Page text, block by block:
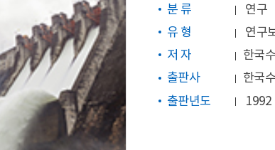
분 류
연구
유 형
연구
저 자
한국
출판사
한국
출판년도
1992